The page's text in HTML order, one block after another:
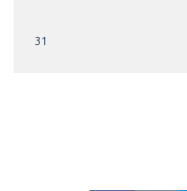
31